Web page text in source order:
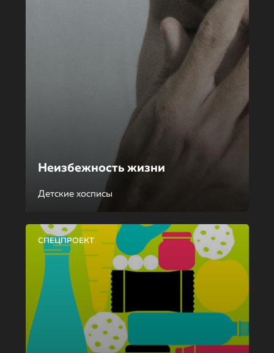
Неизбежность жизни
Детские хосписы
СПЕЦПРОЕКТ